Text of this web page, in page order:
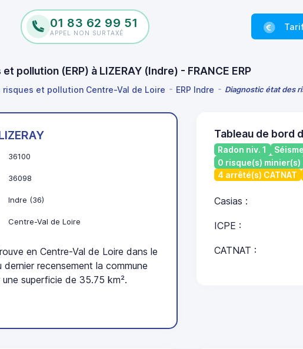
01 83 62 99 51
APPEL NON SURTAXÉ
pollution (ERP) à LIZERAY (Indre) - FRANCE ERP
risques et pollution Centre-Val de Loire ERP Indre Diagnostic état des
36100
36098
Indre (36)
Centre-Val de Loire
en Centre-Val de Loire dans le
recensement la commune
superficie de 35.75 km².
Tableau de bord
Radon niv. 1
0 risque(s) minier(s)
4 arrêté(s) CATNAT
Casias :
ICPE :
CATNAT :